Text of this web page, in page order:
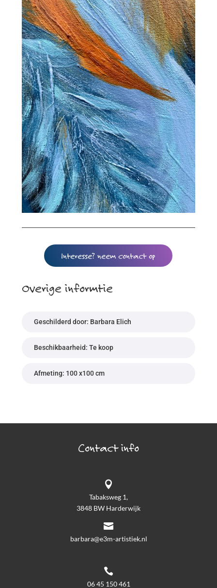
Interesse? neem contact op
Overige informtie
Geschilderd door: Barbara Elich
Beschikbaarheid: Te koop
Afmeting: 100 x100 cm
Contact info

Tabaksweg 1,
3848 BW Harderwijk

barbara@e3m-artistiek.nl

06 45 150 461